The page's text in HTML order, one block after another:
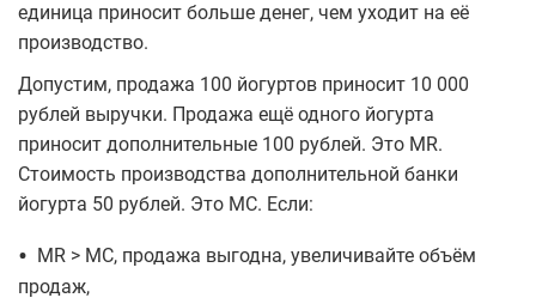
единица приносит больше денег, чем уходит на её
производство.
Допустим, продажа 100 йогуртов приносит 10 000
рублей выручки. Продажа ещё одного йогурта
приносит дополнительные 100 рублей. Это MR.
Стоимость производства дополнительной банки
йогурта 50 рублей. Это MC. Если:
• MR > MC, продажа выгодна, увеличивайте объём
продаж,